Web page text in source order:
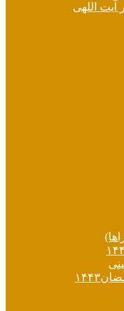
آیت اللهی